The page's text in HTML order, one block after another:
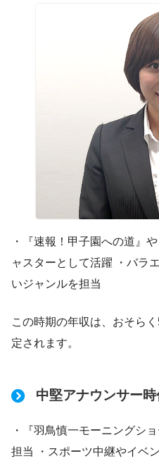
・『速報！甲子園への道』
ャスターとして活躍 ・バラ
いジャンルを担当
この時期の年収は、おそら
定されます。
中堅アナウンサー
・『羽鳥慎一モーニングシ
担当 ・スポーツ中継やイベ